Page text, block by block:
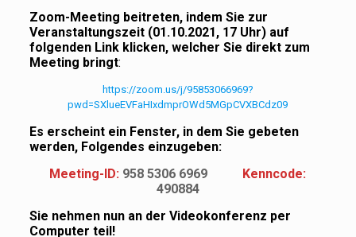
Zoom-Meeting beitreten, indem Sie zur
Veranstaltungszeit (01.10.2021, 17 Uhr) auf
folgenden Link klicken, welcher Sie direkt zum
Meeting bringt:
https://zoom.us/j/95853066969?
pwd=SXlueEVFaHIxdmprOWd5MGpCVXBCdz09
Es erscheint ein Fenster, in dem Sie gebeten
werden, Folgendes einzugeben:
Meeting-ID: 958 5306 6969 Kenncode:
490884
Sie nehmen nun an der Videokonferenz per
Computer teil!